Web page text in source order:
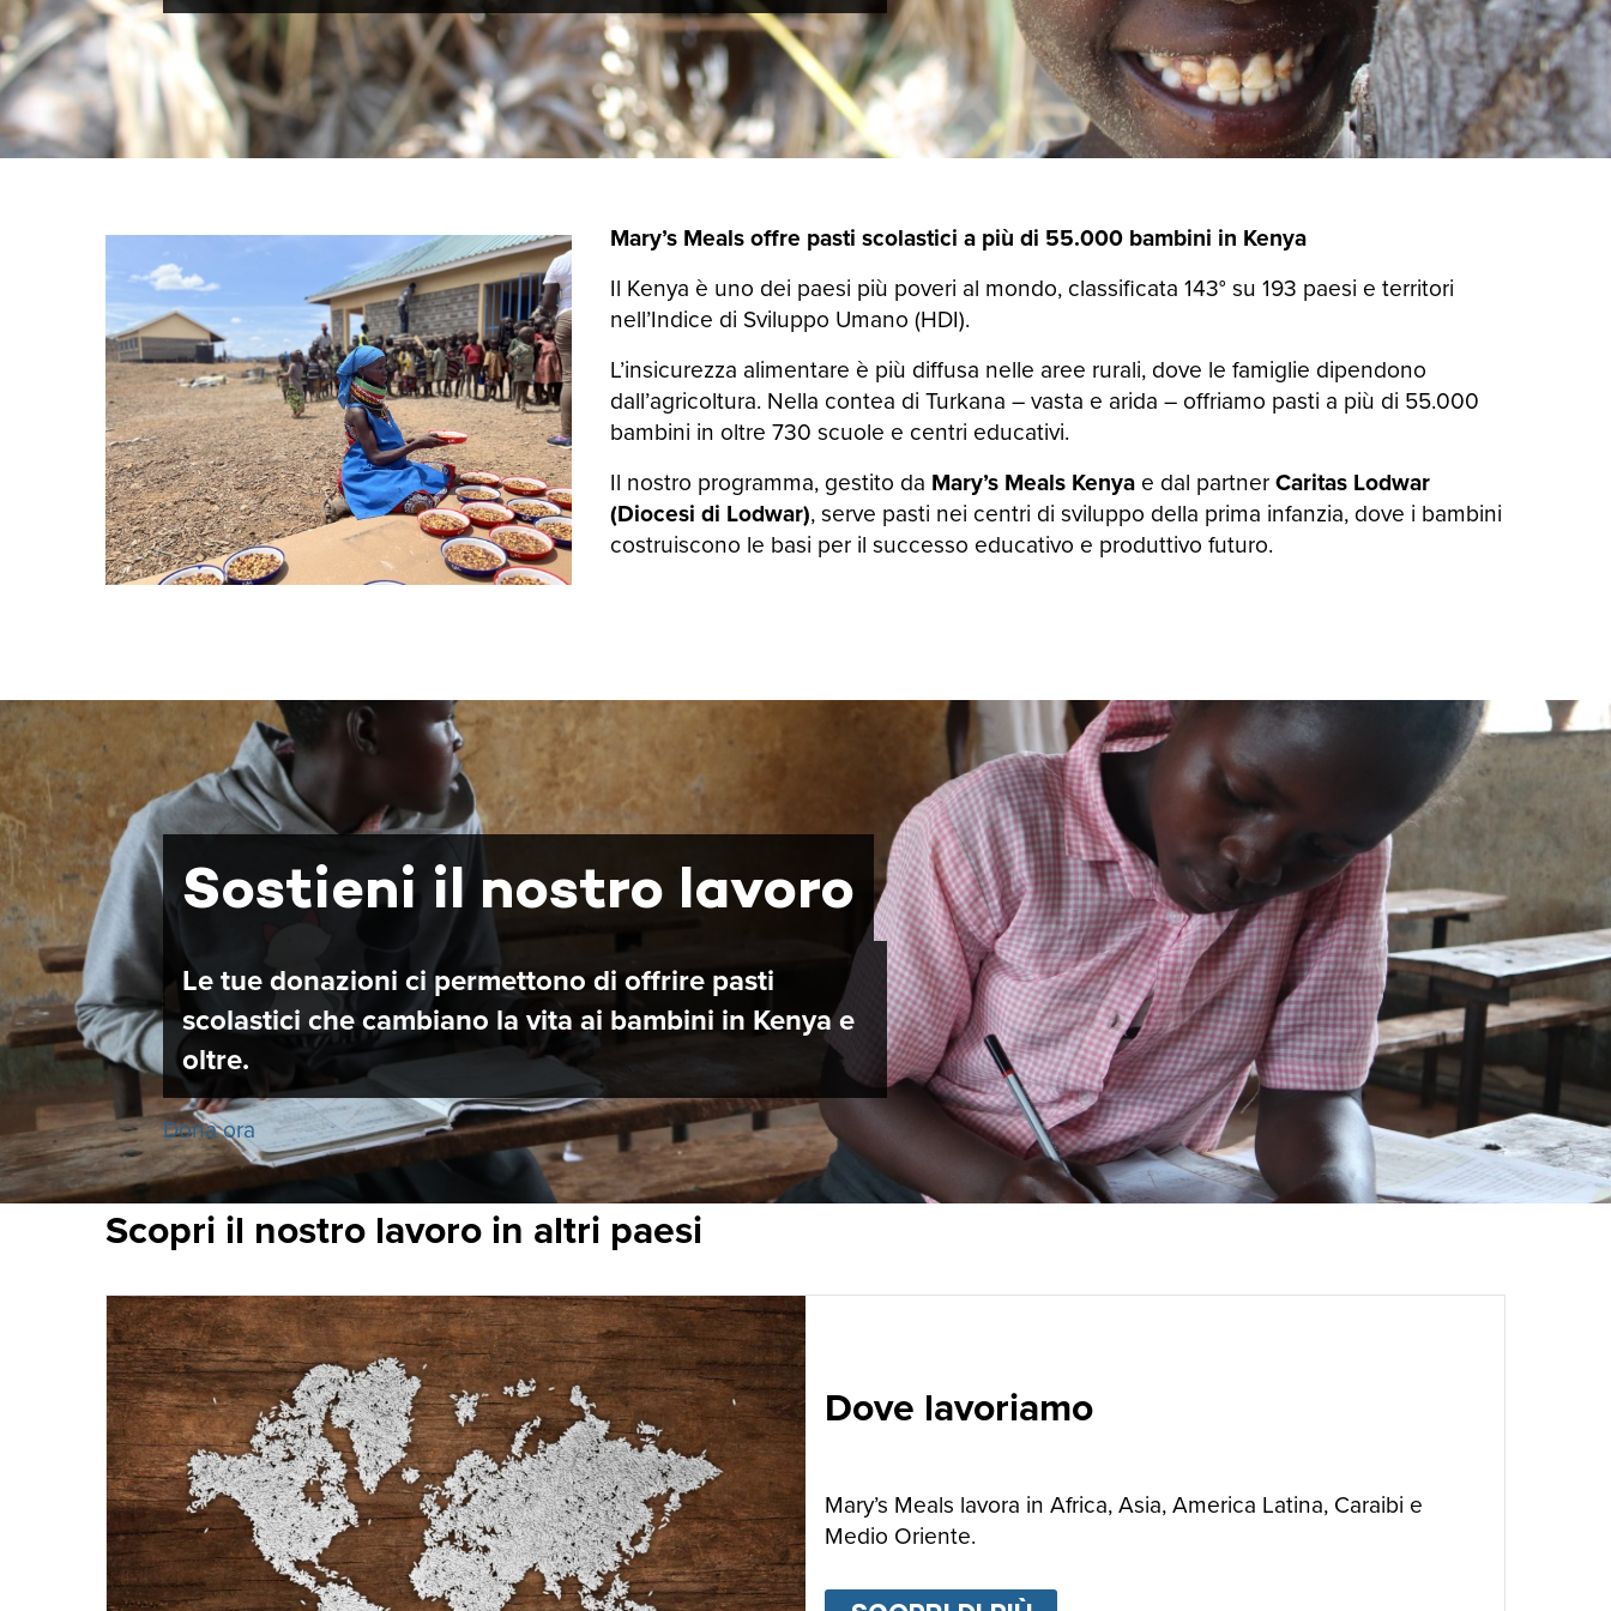
Mary’s Meals offre pasti scolastici a più di 55.000 bambini in Kenya
Il Kenya è uno dei paesi più poveri al mondo, classificata 143° su 193 paesi e territori
nell’Indice di Sviluppo Umano (HDI).
L’insicurezza alimentare è più diffusa nelle aree rurali, dove le famiglie dipendono
dall’agricoltura. Nella contea di Turkana – vasta e arida – offriamo pasti a più di 55.000
bambini in oltre 730 scuole e centri educativi.
Il nostro programma, gestito da Mary’s Meals Kenya e dal partnerCaritas Lodwar
(Diocesi di Lodwar), serve pasti nei centri di sviluppo della prima infanzia, dove i bambini
costruiscono le basi per il successo educativo e produttivo futuro.
Sostieni il nostro lavoro
Le tue donazioni ci permettono di offrire pasti
scolastici che cambiano la vita ai bambini in Kenya e
oltre.
Dona ora
Scopri il nostro lavoro in altri paesi
Dove lavoriamo
Mary’s Meals lavora in Africa, Asia, America Latina, Caraibi e
Medio Oriente.